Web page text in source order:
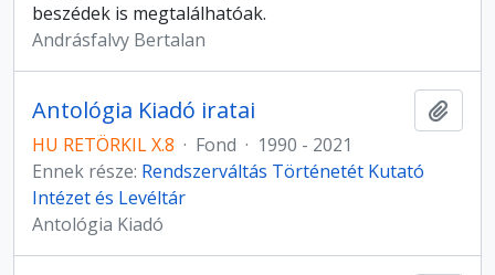
beszédek is megtalálhatóak.
Andrásfalvy Bertalan
Antológia Kiadó iratai
HU RETÖRKIL X.8 · Fond · 1990 - 2021
Ennek része: Rendszerváltás Történetét Kutató
Intézet és Levéltár
Antológia Kiadó